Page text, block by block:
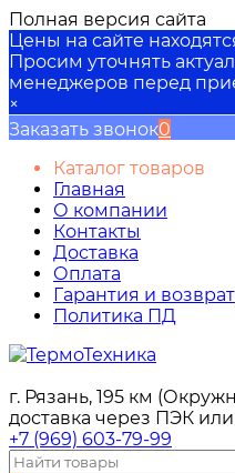
Полная версия сайта
Цены на сайте
Просим уточнять
менеджеров перед
×
Заказать звонок0
Каталог товаров
Главная
О компании
Контакты
Доставка
Оплата
Гарантия и возврат
Политика ПД
г. Рязань, 195 км
доставка через ПЭК
+7 (969) 603-79-99